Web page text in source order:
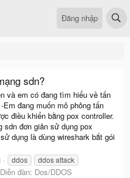
Đăng nhập
sdn?
và em có đang tìm hiểu về tấn
đang muốn mô phỏng tấn
điều khiển bằng pox controller.
sdn đơn giản sử dụng pox
dụng là dùng wireshark bắt gói
ddos ddos attack
Diễn đàn: Dos/DDOS